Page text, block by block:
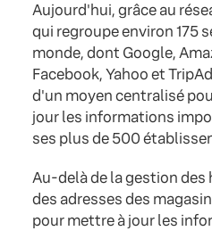
Aujourd'hui, grâce au
qui regroupe environ 175
monde, dont Google,
Facebook, Yahoo et
d'un moyen centralisé
jour les informations
ses plus de 500
Au-delà de la gestion
des adresses des
pour mettre à jour les